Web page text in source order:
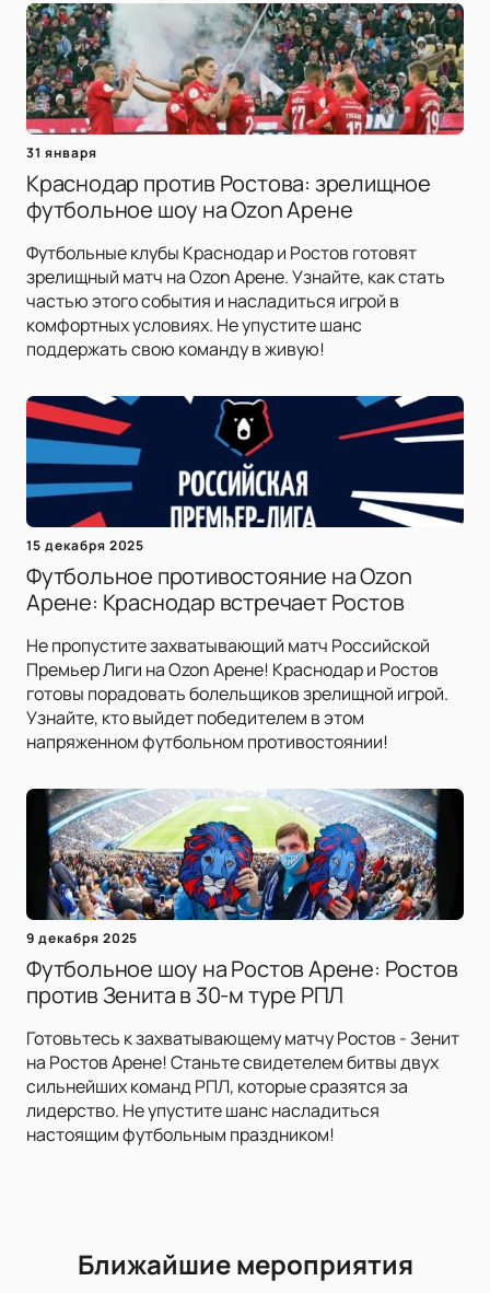
31 января
Краснодар против Ростова: зрелищное
футбольное шоу на Ozon Арене
Футбольные клубы Краснодар и Ростов готовят
зрелищный матч на Ozon Арене. Узнайте, как стать
частью этого события и насладиться игрой в
комфортных условиях. Не упустите шанс
поддержать свою команду в живую!
15 декабря 2025
Футбольное противостояние на Ozon
Арене: Краснодар встречает Ростов
Не пропустите захватывающий матч Российской
Премьер Лиги на Ozon Арене! Краснодар и Ростов
готовы порадовать болельщиков зрелищной игрой.
Узнайте, кто выйдет победителем в этом
напряженном футбольном противостоянии!
9 декабря 2025
Футбольное шоу на Ростов Арене: Ростов
против Зенита в 30-м туре РПЛ
Готовьтесь к захватывающему матчу Ростов - Зенит
на Ростов Арене! Станьте свидетелем битвы двух
сильнейших команд РПЛ, которые сразятся за
лидерство. Не упустите шанс насладиться
настоящим футбольным праздником!
Ближайшие мероприятия